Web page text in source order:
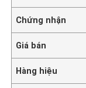
Chứng nhận
Giá bán
Hàng hiệu